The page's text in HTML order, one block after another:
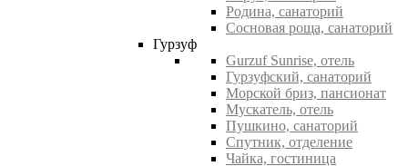
Родина, санаторий
Сосновая роща, санаторий
Гурзуф
Gurzuf Sunrise, отель
Гурзуфский, санаторий
Морской бриз, пансионат
Мускатель, отель
Пушкино, санаторий
Спутник, отделение
Чайка, гостиница